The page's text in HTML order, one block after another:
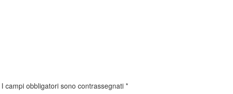
I campi obbligatori sono contrassegnati *